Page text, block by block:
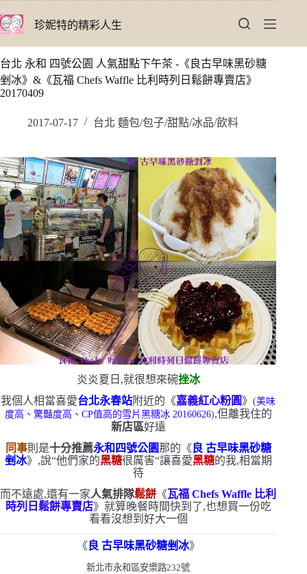
至
要
內
容
珍妮特的精彩人生
台北 永和 四號公園 人氣甜點下午茶 -《良古早味黑砂糖
剉冰》&《瓦福 Chefs Waffle 比利時列日鬆餅專賣店》
20170409
2017-07-17 台北 麵包/包子/甜點/冰品/飲料
炎炎夏日,就很想來碗挫冰
我個人相當喜愛台北永春站附近的《嘉義紅心粉圓》(美味
度高、驚豔度高、 CP值高的雪片黑糖冰 20160626),但離我住的
新店區好遠
同事則是十分推薦永和四號公園那的《 良 古早味黑砂糖
剉冰》,說“他們家的黑糖很厲害“讓喜愛黑糖的我,相當期
待
而不遠處,還有一家人氣排隊鬆餅 《瓦福 Chefs Waffle 比利
時列日鬆餅專賣店》 就算晚餐時間快到了,也想買一份吃
看看沒想到好大一個
《 良 古早味黑砂糖剉冰》
新北市永和區安樂路232號